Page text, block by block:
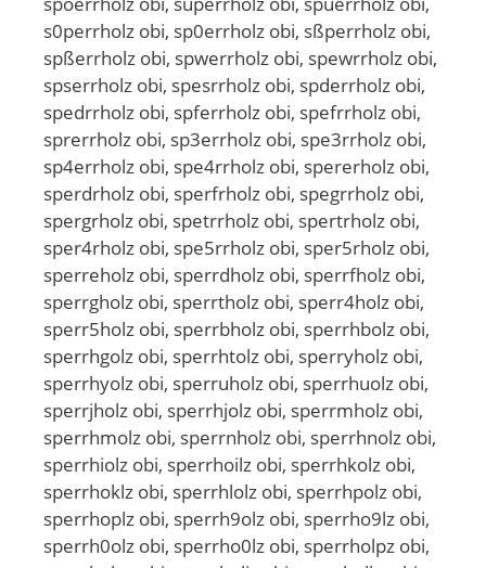
s0perrholz obi, sp0errholz obi, sßperrholz obi,
spßerrholz obi, spwerrholz obi, spewrrholz obi,
spserrholz obi, spesrrholz obi, spderrholz obi,
spedrrholz obi, spferrholz obi, spefrrholz obi,
sprerrholz obi, sp3errholz obi, spe3rrholz obi,
sp4errholz obi, spe4rrholz obi, spererholz obi,
sperdrholz obi, sperfrholz obi, spegrrholz obi,
spergrholz obi, spetrrholz obi, spertrholz obi,
sper4rholz obi, spe5rrholz obi, sper5rholz obi,
sperreholz obi, sperrdholz obi, sperrfholz obi,
sperrgholz obi, sperrtholz obi, sperr4holz obi,
sperr5holz obi, sperrbholz obi, sperrhbolz obi,
sperrhgolz obi, sperrhtolz obi, sperryholz obi,
sperrhyolz obi, sperruholz obi, sperrhuolz obi,
sperrjholz obi, sperrhjolz obi, sperrmholz obi,
sperrhmolz obi, sperrnholz obi, sperrhnolz obi,
sperrhiolz obi, sperrhoilz obi, sperrhkolz obi,
sperrhoklz obi, sperrhlolz obi, sperrhpolz obi,
sperrhoplz obi, sperrh9olz obi, sperrho9lz obi,
sperrh0olz obi, sperrho0lz obi, sperrholpz obi,